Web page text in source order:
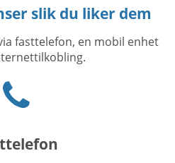
slik du liker dem
fasttelefon, en mobil enhet
icon